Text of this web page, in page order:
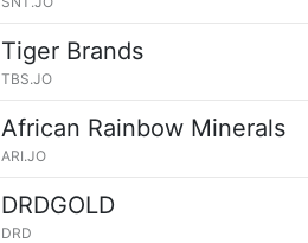
Tiger Brands
TBS.JO
African Rainbow Minerals
ARI.JO
DRDGOLD
DRD